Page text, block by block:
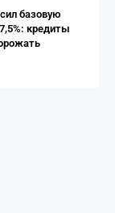
базовую
кредиты